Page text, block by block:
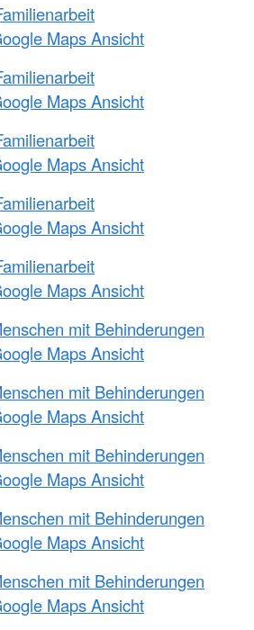
Maps Ansicht
Maps Ansicht
Maps Ansicht
Maps Ansicht
Maps Ansicht
mit Behinderungen
Maps Ansicht
mit Behinderungen
Maps Ansicht
mit Behinderungen
Maps Ansicht
mit Behinderungen
Maps Ansicht
mit Behinderungen
Maps Ansicht